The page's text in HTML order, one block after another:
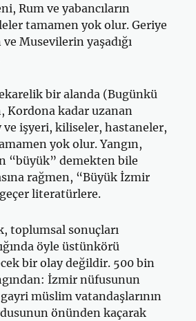
Rum ve yabancıların
tamamen yok olur. Geriye
Musevilerin yaşadığı
bir alanda (Bugünkü
Kordona kadar uzanan
ve işyeri, kiliseler, hastaneler,
yok olur. Yangın,
“büyük” demekten bile
rağmen, “Büyük İzmir
literatürlere.
toplumsal sonuçları
öyle üstünkörü
bir olay değildir. 500 bin
İzmir nüfusunun
müslim vatandaşlarının
önünden kaçarak